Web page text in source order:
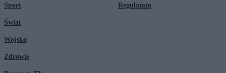
Sport
Świat
Wojsko
Zdrowie
Regulamin